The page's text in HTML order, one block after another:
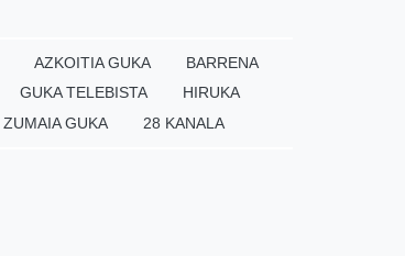
AZKOITIA GUKA
BARRENA
GUKA TELEBISTA
HIRUKA
ZUMAIA GUKA 28 KANALA